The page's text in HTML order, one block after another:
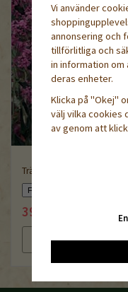
Trädgårdsnattviol
39 kr
Läs mer Köp nu
Vi använder
annonsering och
tillförlitliga och
in information om
deras enheter.
Klicka på "Okej"
välj vilka cookies
av genom att